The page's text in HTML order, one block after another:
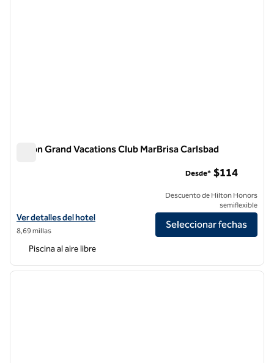
Hilton Grand Vacations Club MarBrisa Carlsbad
Ver detalles del hotel Hilton Grand Vacations Club MarBrisa Carlsbad
Ver detalles del hotel
8,69 millas
Desde* $114
Descuento de Hilton Honors
semiflexible
Seleccionar fechas
Piscina al aire libre
1 de 12